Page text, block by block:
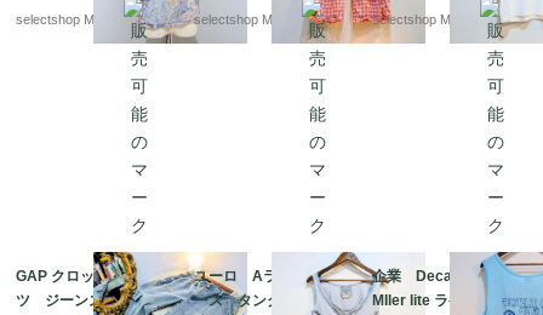
S-Mサイズ ユーロより
selectshop Merci.
ットン パンツ タッ
セル SーMサイズ
selectshop Merci.
コットン ユーロより
selectshop Merci.
GAP クロップド パン
ツ ジーンズ デニ
ユーロ Aライン レ
ース タンクトップ
企業 Decathlon club
MIler lite ラケットボー